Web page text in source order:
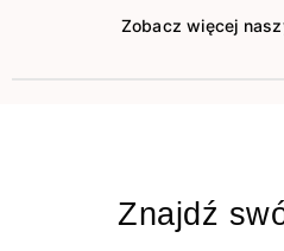
Zobacz więcej
Znajdź